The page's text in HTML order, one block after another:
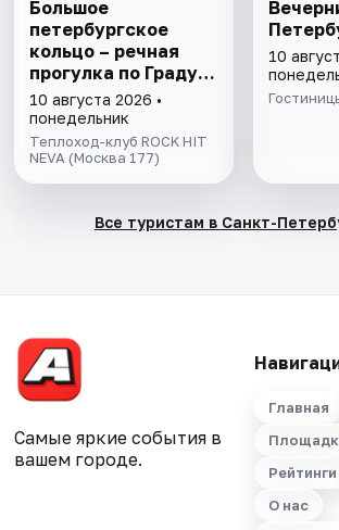
Большое
петербургское
кольцо – речная
прогулка пo Граду
на Неве с
авторской
экскурсией и живой
музыкой в тёплом
салоне теплохода
10 августа 2026 •
понедельник
Теплоход-клуб ROCK HIT
NEVA (Москва 177)
10
Все туристам в Санкт-
Самые яркие события в
вашем городе.
Главная
Рейтинги
О нас